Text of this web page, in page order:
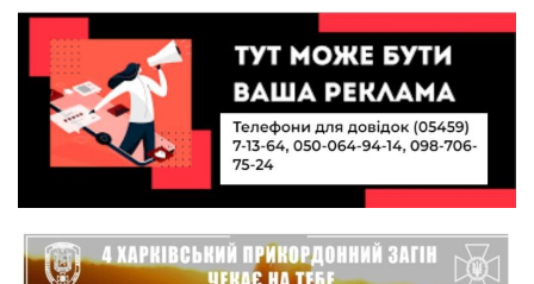
10:49
19 лип
Інтелектуальні злети та творчі перемоги:
історія успіху випускниці Вікторії Кондратенко
10:40
19 лип
Вірний присязі до останнього подиху:
підтримайте петицію про присвоєння звання
«Герой України» (посмертно) прикордоннику
Олександру Бойку
20:34
17 лип
Кохання попри все: як українці створюють сім’ї